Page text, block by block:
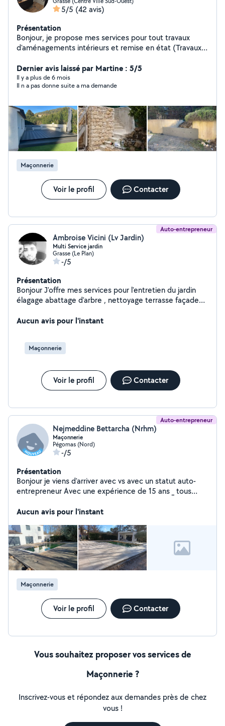
5/5 (42 avis)
Présentation
Bonjour, je propose mes services pour tout travaux
d'aménagements intérieurs et remise en état (Travaux
également je propose mes services pour
l'aménagement extérieur ( créations en maçonnerie:
clôture ,escalier, dalle, chape et leurs revêtements de
Dernier avis laissé par Martine : 5/5
Il y a plus de 6 mois
Il n a pas donne suite a ma demande
Maçonnerie
Voir le profil Contacter
Auto-entrepreneur
Ambroise Vicini (Lv Jardin)
Multi Service jardin
Grasse (Le Plan)
-/5
Présentation
Bonjour J'offre mes services pour l'entretien du jardin
élagage abattage d'arbre , nettoyage terrasse façade
Aucun avis pour l'instant
Maçonnerie
Voir le profil Contacter
Auto-entrepreneur
Nejmeddine Bettarcha (Nrhm)
Maçonnerie
Pégomas (Nord)
-/5
Présentation
Bonjour je viens d'arriver avec vs avec un statut auto-
entrepreneur Avec une expérience de 15 ans _ tous
soutènement _construction et rénovation piscines
directement au téléphone
Aucun avis pour l'instant
Maçonnerie
Voir le profil Contacter
Vous souhaitez proposer vos services de
Maçonnerie ?
Inscrivez-vous et répondez aux demandes près de chez
vous !